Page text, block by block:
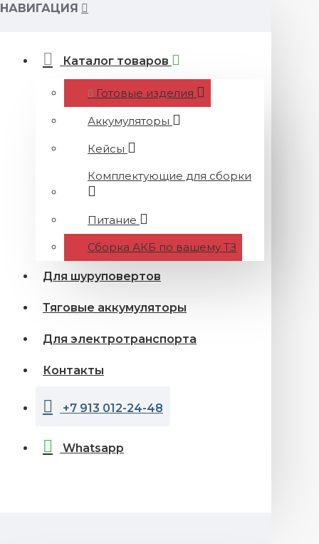
НАВИГАЦИЯ
Каталог товаров
Готовые изделия
Аккумуляторы
Кейсы
Комплектующие для сборки
Питание
Сборка АКБ по вашему ТЗ
Для шуруповертов
Тяговые аккумуляторы
Для электротранспорта
Контакты
+7 913 012-24-48
Whatsapp